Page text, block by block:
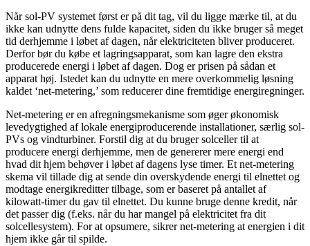
Når sol-PV systemet først er på dit tag, vil du ligge mærke til, at du
ikke kan udnytte dens fulde kapacitet, siden du ikke bruger så meget
tid derhjemme i løbet af dagen, når elektriciteten bliver produceret.
Derfor bør du købe et lagringsapparat, som kan lagre den ekstra
producerede energi i løbet af dagen. Dog er prisen på sådan et
apparat høj. Istedet kan du udnytte en mere overkommelig løsning
kaldet ‘net-metering,’ som reducerer dine fremtidige energiregninger.
Net-metering er en afregningsmekanisme som øger økonomisk
levedygtighed af lokale energiproducerende installationer, særlig sol-
PVs og vindturbiner. Forstil dig at du bruger solceller til at
producere energi derhjemme, men de genererer mere energi end
hvad dit hjem behøver i løbet af dagens lyse timer. Et net-metering
skema vil tillade dig at sende din overskydende energi til elnettet og
modtage energikreditter tilbage, som er baseret på antallet af
kilowatt-timer du gav til elnettet. Du kunne bruge denne kredit, når
det passer dig (f.eks. når du har mangel på elektricitet fra dit
solcellesystem). For at opsumere, sikrer net-metering at energien i dit
hjem ikke går til spilde.